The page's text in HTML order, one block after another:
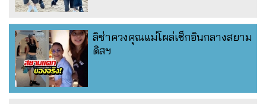
ลิซ่าควงคุณแม่โผล่เช็กอินกลางสยาม
ดิสฯ